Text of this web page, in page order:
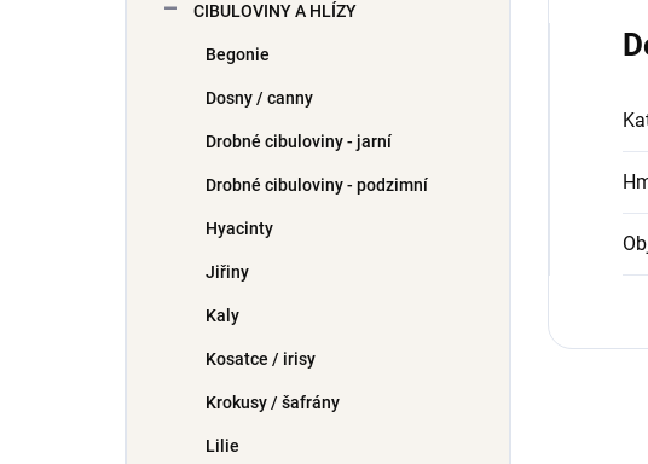
CIBULOVINY A HLÍZY
Begonie
Dosny / canny
Drobné cibuloviny - jarní
Drobné cibuloviny - podzimní
Hyacinty
Jiřiny
Kaly
Kosatce / irisy
Krokusy / šafrány
Lilie